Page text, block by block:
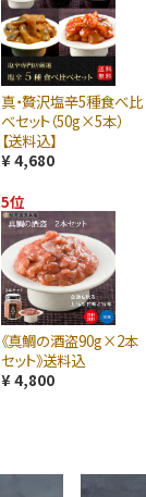
真・贅沢塩辛5種食べ比
べセット（50g×5本）
【送料込】
¥ 4,680
5位
《真鯛の酒盗90g×2本
セット》送料込
¥ 4,800